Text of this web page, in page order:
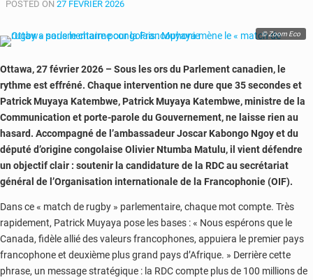
POSTED ON 27 FÉVRIER 2026
© Zoom Eco
Ottawa, 27 février 2026 – Sous les ors du Parlement canadien, le
rythme est effréné. Chaque intervention ne dure que 35 secondes et
Patrick Muyaya Katembwe, Patrick Muyaya Katembwe, ministre de la
Communication et porte-parole du Gouvernement, ne laisse rien au
hasard. Accompagné de l’ambassadeur Joscar Kabongo Ngoy et du
député d’origine congolaise Olivier Ntumba Matulu, il vient défendre
un objectif clair : soutenir la candidature de la RDC au secrétariat
général de l’Organisation internationale de la Francophonie(OIF).
Dans ce « match de rugby » parlementaire, chaque mot compte. Très
rapidement, Patrick Muyaya pose les bases : « Nous espérons que le
Canada, fidèle allié des valeurs francophones, appuiera le premier pays
francophone et deuxième plus grand pays d’Afrique. » Derrière cette
phrase, un message stratégique : la RDC compte plus de 100 millions de